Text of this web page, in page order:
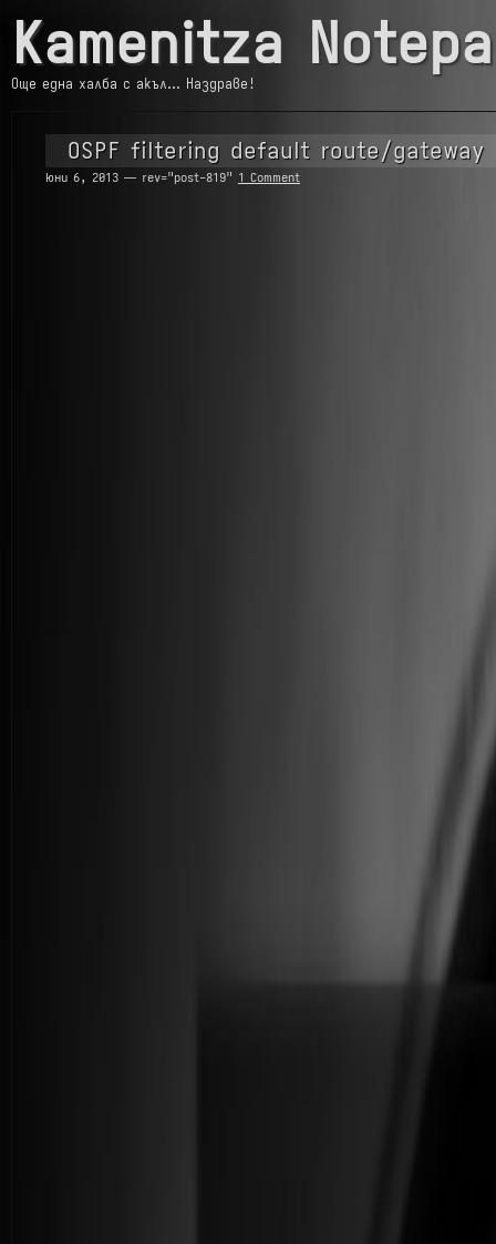
Kamenitza
Още една халба с акъл… Наздраве!
OSPF filtering default route/gateway
юни 6, 2013 — rev="post-819" 1 Comment